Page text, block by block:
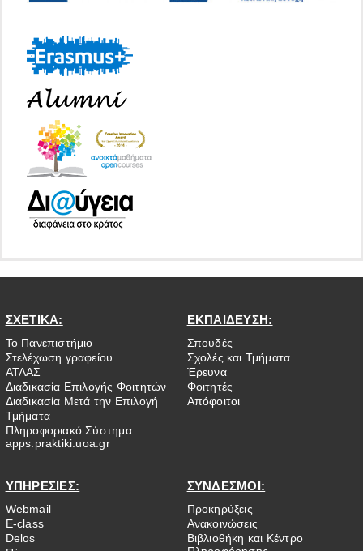
ΣΧΕΤΙΚΑ:
Το Πανεπιστήμιο
Στελέχωση γραφείου
ΑΤΛΑΣ
Διαδικασία Επιλογής Φοιτητών
Διαδικασία Μετά την Επιλογή
Τμήματα
Πληροφοριακό Σύστημα
apps.praktiki.uoa.gr
ΕΚΠΑΙΔΕΥΣΗ:
Σπουδές
Σχολές και Τμήματα
Έρευνα
Φοιτητές
Απόφοιτοι
ΥΠΗΡΕΣΙΕΣ:
Webmail
E-class
Delos
ΣΥΝΔΕΣΜΟΙ:
Προκηρύξεις
Ανακοινώσεις
Βιβλιοθήκη και Κέντρο